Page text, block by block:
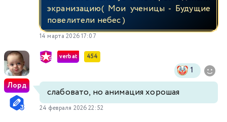
экранизацию( Мои ученицы - Будущие
повелители небес )
14 марта 2026 17:07
Лорд
verbat 454
1
слабовато, но анимация хорошая
24 февраля 2026 22:52